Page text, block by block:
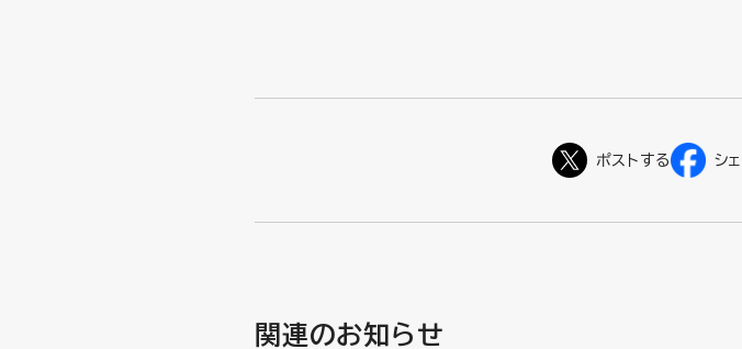
関連のお知らせ